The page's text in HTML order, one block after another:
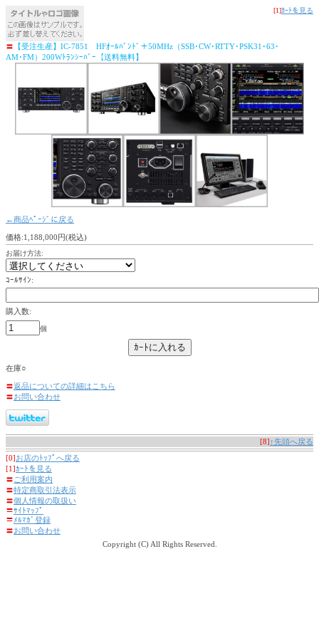
[1]ｶｰﾄを見る
〓 【受注生産】IC-7851 HFｵｰﾙﾊﾞﾝﾄﾞ＋50MHz（SSB･CW･RTTY･PSK31･63･
AM･FM）200Wﾄﾗﾝｼｰﾊﾞｰ【送料無料】
←商品ﾍﾟｰｼﾞに戻る
価格:1,188,000円(税込)
お届け方法:
ｺｰﾙｻｲﾝ:
購入数:
個
在庫○
〓返品についての詳細はこちら
〓お問い合わせ
[8]↑先頭へ戻る
[0]お店のﾄｯﾌﾟへ戻る
[1]ｶｰﾄを見る
〓 ご利用案内
〓特定商取引法表示
〓個人情報の取扱い
〓ｻｲﾄﾏｯﾌﾟ
〓ﾒﾙﾏｶﾞ登録
〓お問い合わせ
Copyright (C) All Rights Reserved.